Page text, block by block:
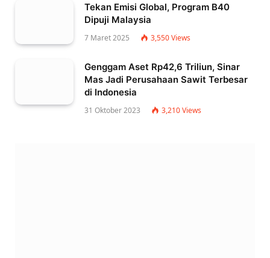
Tekan Emisi Global, Program B40
Dipuji Malaysia
7 Maret 2025 3,550Views
Genggam Aset Rp42,6 Triliun, Sinar
Mas Jadi Perusahaan Sawit Terbesar
di Indonesia
31 Oktober 2023 3,210Views